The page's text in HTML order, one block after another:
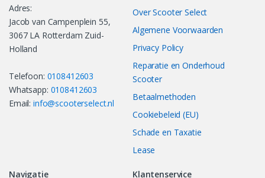
Adres:
Jacob van Campenplein 55,
3067 LA Rotterdam Zuid-
Holland
Telefoon: 0108412603
Whatsapp: 0108412603
Email:info@scooterselect.nl
Over Scooter Select
Algemene Voorwaarden
Privacy Policy
Reparatie en Onderhoud
Scooter
Betaalmethoden
Cookiebeleid (EU)
Schade en Taxatie
Lease
Navigatie Klantenservice